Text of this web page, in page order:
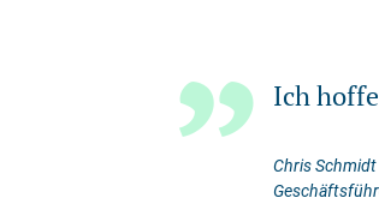
Ich
Chris Schmidt